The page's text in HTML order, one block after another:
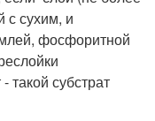
с сухим, и
фосфоритной
такой субстрат